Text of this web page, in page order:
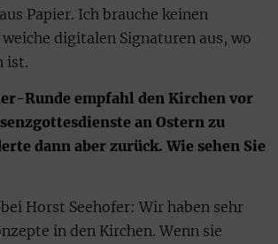
Papier. Ich brauche keinen
digitalen Signaturen aus, wo
ist.
Runde empfahl den Kirchen vor
an Ostern zu
dann aber zurück. Wie sehen Sie
Horst Seehofer: Wir haben sehr
in den Kirchen. Wenn sie